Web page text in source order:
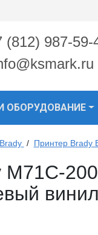
(812) 987-59-
ОБОРУДОВАНИЕ
/ Принтер Brady
M71C-